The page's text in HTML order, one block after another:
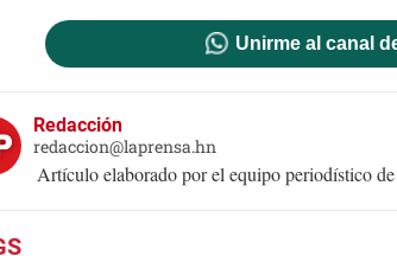
Unirme al canal
Redacción
redaccion@laprensa.hn
Artículo elaborado por el equipo periodístico